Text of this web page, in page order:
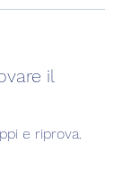
il
e riprova.